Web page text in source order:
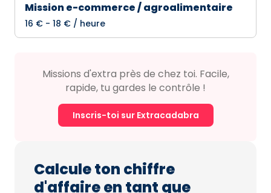
Mission e-commerce / agroalimentaire
16 € - 18 € / heure
Missions d'extra près de chez toi. Facile,
rapide, tu gardes le contrôle !
Inscris-toi sur Extracadabra
Calcule ton chiffre
d'affaire en tant que